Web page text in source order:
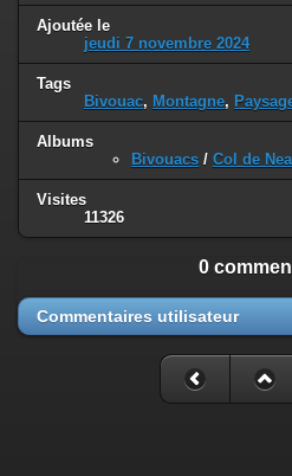
Ajoutée le
jeudi 7 novembre 2024
Tags
Bivouac, Montagne,
Albums
Bivouacs / Col de Neal
Visites
11326
0
Commentaires utilisateur